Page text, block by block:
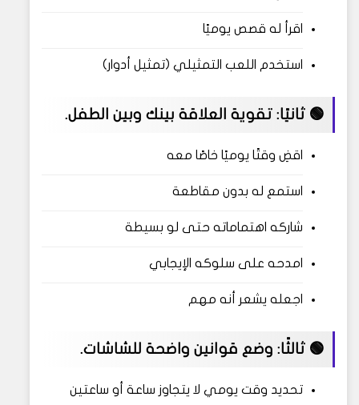
اقرأ له قصص يوميًا
استخدم اللعب التمثيلي (تمثيل أدوار)
🟢 ثانيًا: تقوية العلاقة بينك وبين الطفل.
اقضِ وقتًا يوميًا خاصًا معه
استمع له بدون مقاطعة
شاركه اهتماماته حتى لو بسيطة
امدحه على سلوكه الإيجابي
اجعله يشعر أنه مهم
🟢 ثالثًا: وضع قوانين واضحة للشاشات.
تحديد وقت يومي لا يتجاوز ساعة أو ساعتين